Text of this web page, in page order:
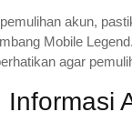
akun,
Mobile
agar